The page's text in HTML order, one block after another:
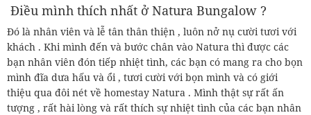
Điều mình thích nhất ở Natura Bungalow ?
Đó là nhân viên và lễ tân thân thiện , luôn nở nụ cười tươi với
khách . Khi mình đến và bước chân vào Natura thì được các
bạn nhân viên đón tiếp nhiệt tình, các bạn có mang ra cho bọn
mình đĩa dưa hấu và ổi , tươi cười với bọn mình và có giới
thiệu qua đôi nét về homestay Natura . Mình thật sự rất ấn
tượng , rất hài lòng và rất thích sự nhiệt tình của các bạn nhân